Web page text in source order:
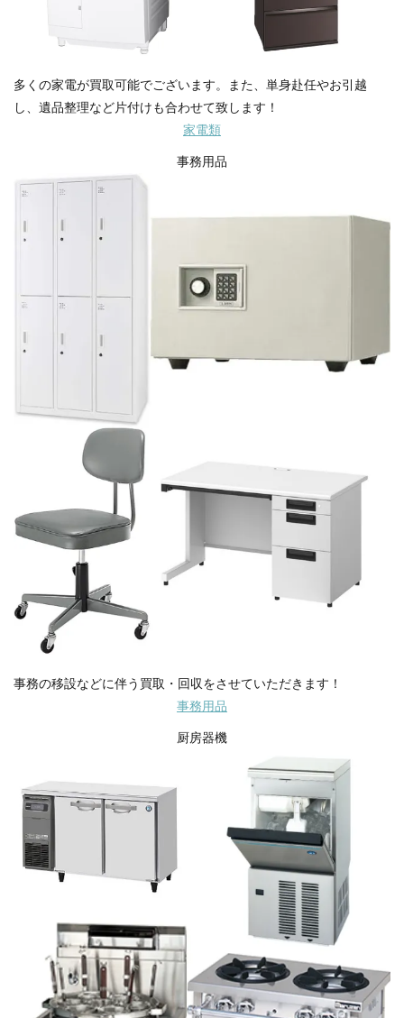
多くの家電が買取可能でございます。また、単身赴任やお引越
し、遺品整理など片付けも合わせて致します！
家電類
事務用品
事務の移設などに伴う買取・回収をさせていただきます！
事務用品
厨房器機